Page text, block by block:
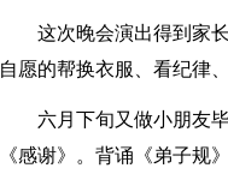
这次晚会演出得到家
自愿的帮换衣服、看纪律
六月下旬又做小朋友
《感谢》。背诵《弟子规